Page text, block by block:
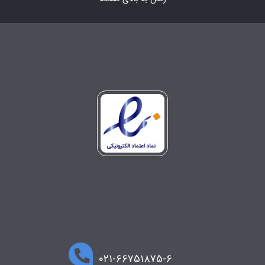
۰۲۱-۶۶۷۵۱۸۷۵-۶